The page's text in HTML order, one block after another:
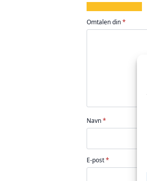
av
5
av
5
av
5
av
5 5
Omtalen din*
Navn*
E-post*